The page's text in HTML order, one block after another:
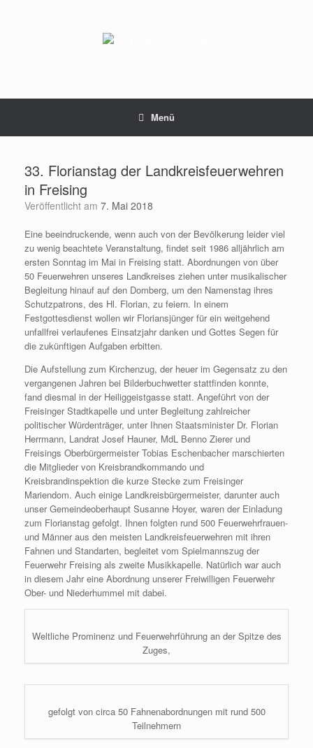
Menü
33. Florianstag der Landkreisfeuerwehren
in Freising
Veröffentlicht am 7. Mai 2018
Eine beeindruckende, wenn auch von der Bevölkerung leider viel
zu wenig beachtete Veranstaltung, findet seit 1986 alljährlich am
ersten Sonntag im Mai in Freising statt. Abordnungen von über
50 Feuerwehren unseres Landkreises ziehen unter musikalischer
Begleitung hinauf auf den Domberg, um den Namenstag ihres
Schutzpatrons, des Hl. Florian, zu feiern. In einem
Festgottesdienst wollen wir Floriansjünger für ein weitgehend
unfallfrei verlaufenes Einsatzjahr danken und Gottes Segen für
die zukünftigen Aufgaben erbitten.
Die Aufstellung zum Kirchenzug, der heuer im Gegensatz zu den
vergangenen Jahren bei Bilderbuchwetter stattfinden konnte,
fand diesmal in der Heiliggeistgasse statt. Angeführt von der
Freisinger Stadtkapelle und unter Begleitung zahlreicher
politischer Würdenträger, unter Ihnen Staatsminister Dr. Florian
Herrmann, Landrat Josef Hauner, MdL Benno Zierer und
Freisings Oberbürgermeister Tobias Eschenbacher marschierten
die Mitglieder von Kreisbrandkommando und
Kreisbrandinspektion die kurze Stecke zum Freisinger
Mariendom. Auch einige Landkreisbürgermeister, darunter auch
unser Gemeindeoberhaupt Susanne Hoyer, waren der Einladung
zum Florianstag gefolgt. Ihnen folgten rund 500 Feuerwehrfrauen-
und Männer aus den meisten Landkreisfeuerwehren mit ihren
Fahnen und Standarten, begleitet vom Spielmannszug der
Feuerwehr Freising als zweite Musikkapelle. Natürlich war auch
in diesem Jahr eine Abordnung unserer Freiwilligen Feuerwehr
Ober- und Niederhummel mit dabei.
Weltliche Prominenz und Feuerwehrführung an der Spitze des
Zuges,
gefolgt von circa 50 Fahnenabordnungen mit rund 500
Teilnehmern